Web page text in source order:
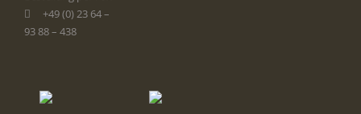
+49 (0) 23 64 –
93 88 – 438